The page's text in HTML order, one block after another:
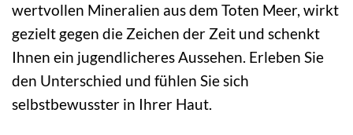
wertvollen Mineralien aus dem Toten Meer, wirkt
gezielt gegen die Zeichen der Zeit und schenkt
Ihnen ein jugendlicheres Aussehen. Erleben Sie
den Unterschied und fühlen Sie sich
selbstbewusster in Ihrer Haut.